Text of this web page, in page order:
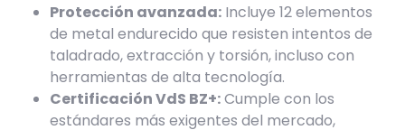
Protección avanzada: Incluye 12 elementos
de metal endurecido que resisten intentos de
taladrado, extracción y torsión, incluso con
herramientas de alta tecnología.
Certificación VdS BZ+:Cumple con los
estándares más exigentes del mercado,